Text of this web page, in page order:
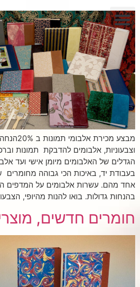
מבצע
וצבעוניות, אלבומים להדבקת תמונות
הגדלים של האלבומים מיומן אישי ועד
בעבודת יד, באיכות הכי גבוהה מחומרים
אחד מהם. עשרות אלבומים על המדפים
בהנחות גדולות. בואו להנות מהיופי,
חומרים חדשים,